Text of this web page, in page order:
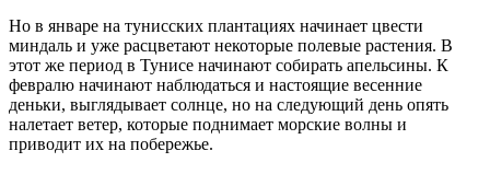
Но в январе на тунисских плантациях начинает цвести
миндаль и уже расцветают некоторые полевые растения. В
этот же период в Тунисе начинают собирать апельсины. К
февралю начинают наблюдаться и настоящие весенние
деньки, выглядывает солнце, но на следующий день опять
налетает ветер, которые поднимает морские волны и
приводит их на побережье.